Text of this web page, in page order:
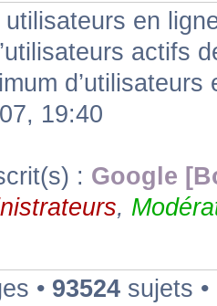
utilisateurs en
actifs
19:40
: Google
,
• 93524 sujets •